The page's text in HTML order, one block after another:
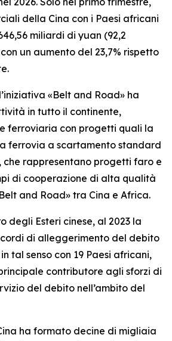
della Cina con i Paesi africani
miliardi di yuan (92,2
un aumento del 23,7% rispetto
«Belt and Road» ha
in tutto il continente,
ferroviaria con progetti quali la
ferrovia a scartamento standard
che rappresentano progetti faro e
di cooperazione di alta qualità
and Road» tra Cina e Africa.
degli Esteri cinese, al 2023 la
di alleggerimento del debito
tal senso con 19 Paesi africani,
contributore agli sforzi di
del debito nell’ambito del
ha formato decine di migliaia